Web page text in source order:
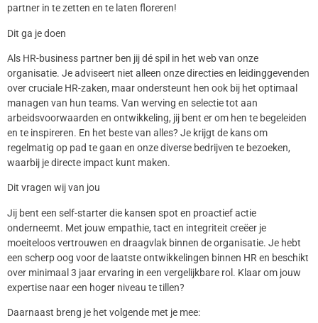
partner in te zetten en te laten floreren!
Dit ga je doen
Als HR-business partner ben jij dé spil in het web van onze
organisatie. Je adviseert niet alleen onze directies en leidinggevenden
over cruciale HR-zaken, maar ondersteunt hen ook bij het optimaal
managen van hun teams. Van werving en selectie tot aan
arbeidsvoorwaarden en ontwikkeling, jij bent er om hen te begeleiden
en te inspireren. En het beste van alles? Je krijgt de kans om
regelmatig op pad te gaan en onze diverse bedrijven te bezoeken,
waarbij je directe impact kunt maken.
Dit vragen wij van jou
Jij bent een self-starter die kansen spot en proactief actie
onderneemt. Met jouw empathie, tact en integriteit creëer je
moeiteloos vertrouwen en draagvlak binnen de organisatie. Je hebt
een scherp oog voor de laatste ontwikkelingen binnen HR en beschikt
over minimaal 3 jaar ervaring in een vergelijkbare rol. Klaar om jouw
expertise naar een hoger niveau te tillen?
Daarnaast breng je het volgende met je mee: